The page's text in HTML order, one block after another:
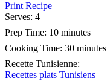
Print Recipe
Serves: 4
Prep Time: 10 minutes
Cooking Time: 30 minutes
Recette Tunisienne:
Recettes plats Tunisiens